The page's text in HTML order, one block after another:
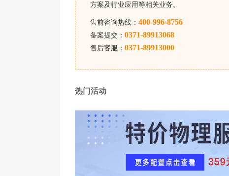
带宽：10M
其他：完善售后服务
租用香港服务器详情可以咨询我们，腾佑
器托管
，香港服务器租
格。
方案及行业应用等相关业务。
售前咨询热线： 400-996-8756
备案提交： 0371-89913068
售后客服： 0371-89913000
热门活动